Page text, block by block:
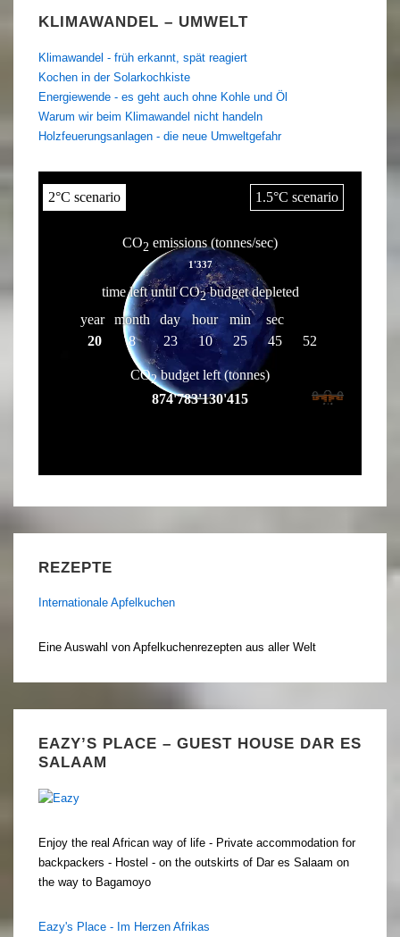
KLIMAWANDEL – UMWELT
Klimawandel - früh erkannt, spät reagiert
Kochen in der Solarkochkiste
Energiewende - es geht auch ohne Kohle und Öl
Warum wir beim Klimawandel nicht handeln
Holzfeuerungsanlagen - die neue Umweltgefahr
REZEPTE
Internationale Apfelkuchen
Eine Auswahl von Apfelkuchenrezepten aus aller Welt
EAZY’S PLACE – GUEST HOUSE DAR ES
SALAAM
Enjoy the real African way of life - Private accommodation for
backpackers - Hostel - on the outskirts of Dar es Salaam on
the way to Bagamoyo
Eazy's Place - Im Herzen Afrikas